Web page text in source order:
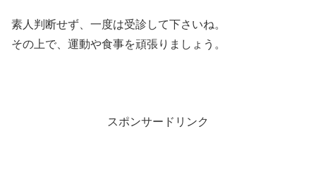
素人判断せず、一度は受診して下さいね。
その上で、運動や食事を頑張りましょう。
スポンサードリンク